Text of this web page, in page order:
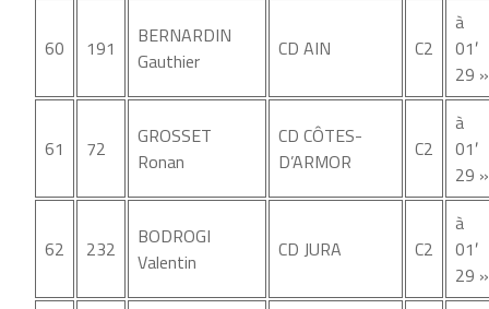
60 191
BERNARDIN
Gauthier
CD AIN C2
à
01′
29 »
61 72
GROSSET
Ronan
CD CÔTES-
D’ARMOR
C2
à
01′
29 »
62 232
BODROGI
Valentin
CD JURA C2
à
01′
29 »